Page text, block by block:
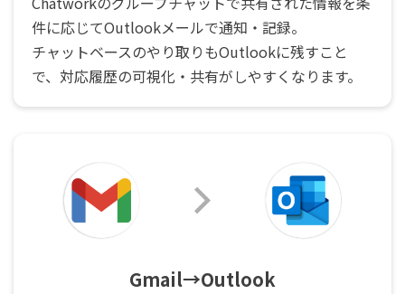
件に応じてOutlookメールで通知・記録。
チャットベースのやり取りもOutlookに残すこと
で、対応履歴の可視化・共有がしやすくなります。
Gmail→Outlook